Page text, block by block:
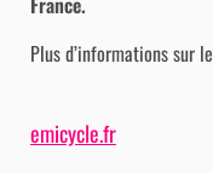
Plus d’informations sur
emicycle.fr